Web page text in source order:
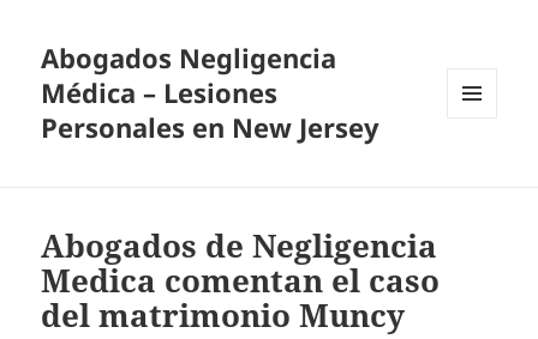
Abogados Negligencia
Médica – Lesiones
Personales en New Jersey
Abogados de Negligencia
Medica comentan el caso
del matrimonio Muncy